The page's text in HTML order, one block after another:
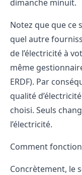
dimanche minuit.
Notez que que ce
quel autre
de l’électricité à
même
ERDF). Par
qualité
choisi. Seuls
l’électricité.
Comment
Concrètement, le